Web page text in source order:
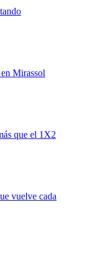
Mirassol
que el 1X2
vuelve cada